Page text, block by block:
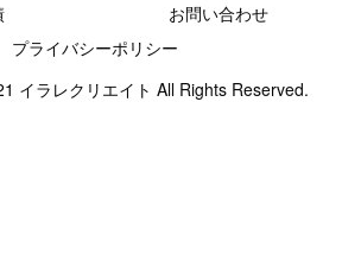
お問い合わせ
プライバシーポリシー
イラレクリエイト All Rights Reserved.